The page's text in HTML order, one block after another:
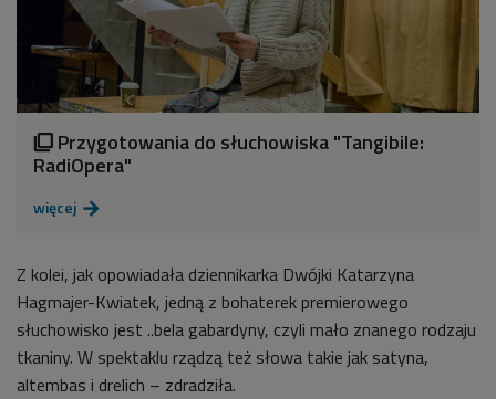
 Przygotowania do słuchowiska "Tangibile:
RadiOpera"
więcej 
Z kolei, jak opowiadała dziennikarka Dwójki Katarzyna
Hagmajer-Kwiatek, jedną z bohaterek premierowego
słuchowisko jest ..bela gabardyny, czyli mało znanego rodzaju
tkaniny. W spektaklu rządzą też słowa takie jak satyna,
altembas i drelich – zdradziła.